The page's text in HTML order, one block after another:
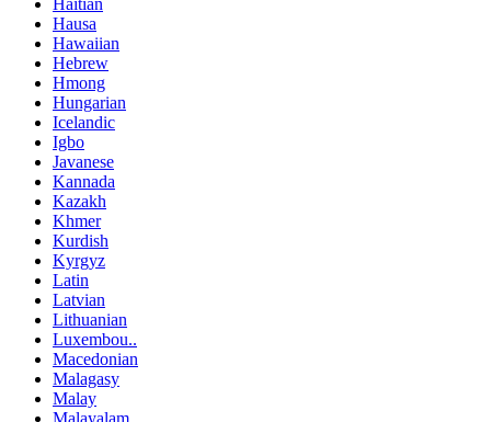
Haitian
Hausa
Hawaiian
Hebrew
Hmong
Hungarian
Icelandic
Igbo
Javanese
Kannada
Kazakh
Khmer
Kurdish
Kyrgyz
Latin
Latvian
Lithuanian
Luxembou..
Macedonian
Malagasy
Malay
Malayalam